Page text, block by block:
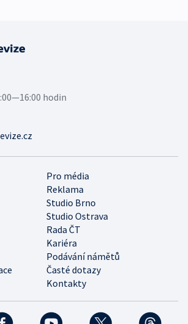
Pro média
Reklama
Studio Brno
Studio Ostrava
Rada ČT
Kariéra
Podávání námětů
Časté dotazy
Kontakty
hodin